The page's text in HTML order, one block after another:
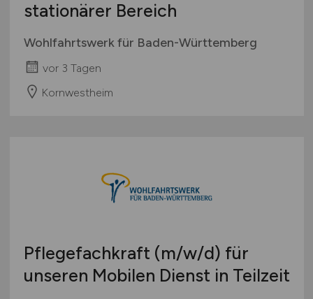
stationärer Bereich
Wohlfahrtswerk für Baden-Württemberg
vor 3 Tagen
Kornwestheim
Pflegefachkraft (m/w/d) für
unseren Mobilen Dienst in Teilzeit